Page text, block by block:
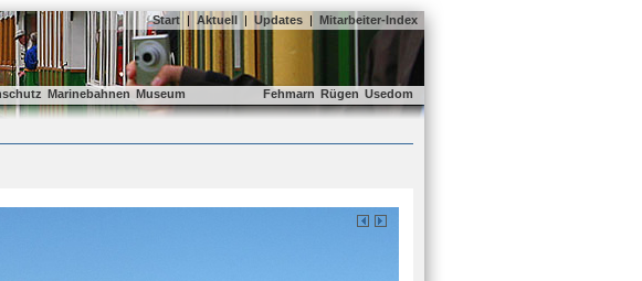
Start | Aktuell | Updates | Mitarbeiter-Index
Marinebahnen Museum Fehmarn Rügen Usedom